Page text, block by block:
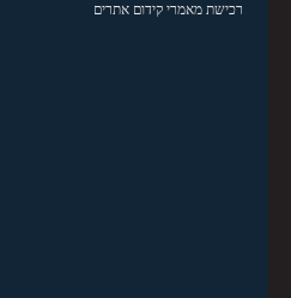
רכישת מאמרי קידום אתרים